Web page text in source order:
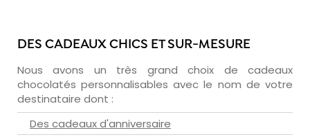
DES CADEAUX CHICS ET SUR-MESURE
Nous avons un très grand choix de cadeaux
chocolatés personnalisables avec le nom de votre
destinataire dont :
Des cadeaux d'anniversaire